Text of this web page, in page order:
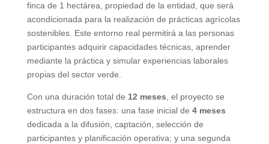
finca de 1 hectárea, propiedad de la entidad, que será
acondicionada para la realización de prácticas agrícolas
sostenibles. Este entorno real permitirá a las personas
participantes adquirir capacidades técnicas, aprender
mediante la práctica y simular experiencias laborales
propias del sector verde.
Con una duración total de 12 meses , el proyecto se
estructura en dos fases: una fase inicial de 4 meses
dedicada a la difusión, captación, selección de
participantes y planificación operativa; y una segunda